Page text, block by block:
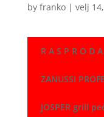
by franko| velj
R A S P R O D A
ZANUSSI
JOSPER grill